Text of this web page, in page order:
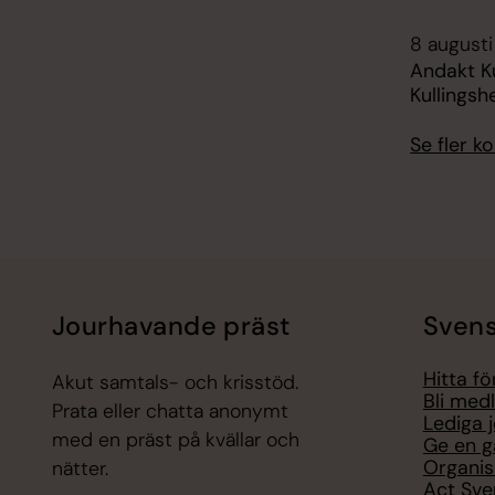
8 augusti
Andakt
Se fler
Jourhavande präst
Akut samtals- och krisstöd.
Prata eller chatta anonymt
med en präst på kvällar och
nätter.
Hitta
Bli
Lediga
Ge en